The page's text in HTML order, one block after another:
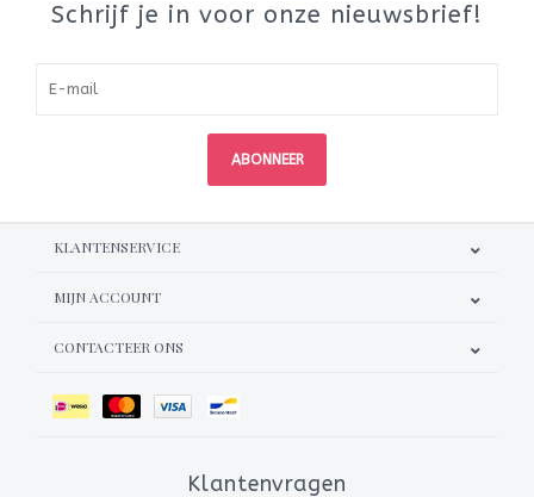
Schrijf je in voor onze nieuwsbrief!
ABONNEER
KLANTENSERVICE
MIJN ACCOUNT
CONTACTEER ONS
Klantenvragen